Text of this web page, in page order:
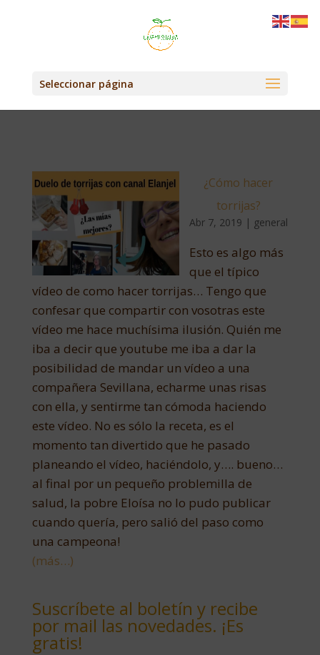
Seleccionar página
¿Cómo hacer
torrijas?
Abr 7, 2019 | general
Esto es algo más
que el típico
vídeo de como hacer torrijas… Tengo que
confesar que compartir con vosotras este
vídeo me hace muchísima ilusión. Quién me
iba a decir que youtube me iba a dar la
posibilidad de mandar un vídeo a una
compañera Sevillana, echarme unas risas
con ella, y sentirme tan cómoda haciendo
este vídeo. No es sólo la receta, es el
momento tan divertido que he pasado
planeando el vídeo, haciéndolo, y…. bueno…
al final por un pequeño problemilla de
salud, la pobre Eloísa no lo pudo publicar
cuando quería, pero salió del paso como
una campeona!
(más…)
Suscríbete al boletín y recibe
por mail las novedades. ¡Es
gratis!